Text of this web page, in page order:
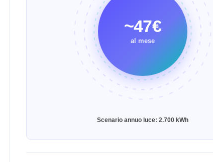
~47€
al mese
Scenario annuo luce: 2.700 kWh